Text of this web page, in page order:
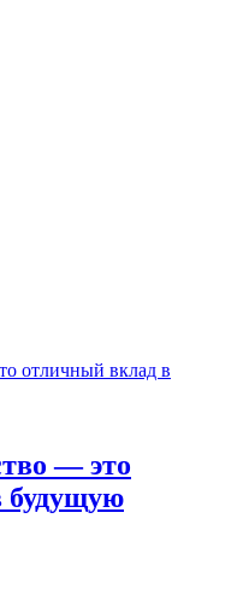
— это
будущую